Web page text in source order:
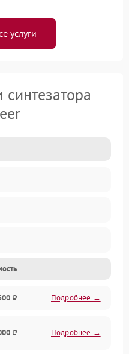
услуги
₽ Подробнее →
₽ Подробнее →